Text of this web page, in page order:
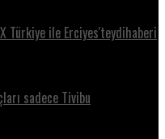
Türkiye ile Erciyes'teydihaberi
sadece Tivibu